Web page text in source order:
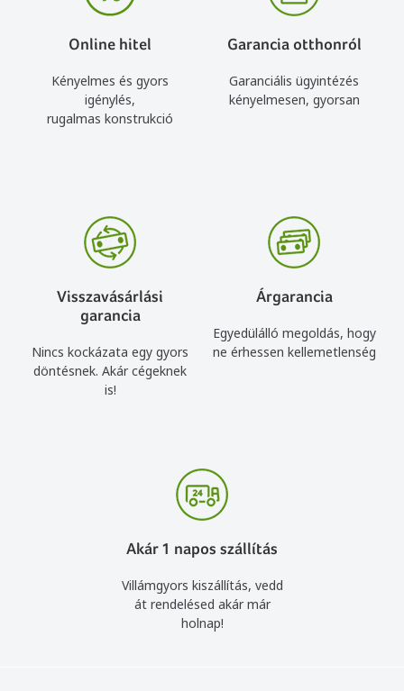
Online hitel
Kényelmes és gyors
igénylés,
rugalmas konstrukció
Garancia otthonról
Garanciális ügyintézés
kényelmesen, gyorsan
Visszavásárlási
garancia
Nincs kockázata egy gyors
döntésnek. Akár cégeknek
is!
Árgarancia
Egyedülálló megoldás, hogy
ne érhessen kellemetlenség
Akár 1 napos szállítás
Villámgyors kiszállítás, vedd
át rendelésed akár már
holnap!